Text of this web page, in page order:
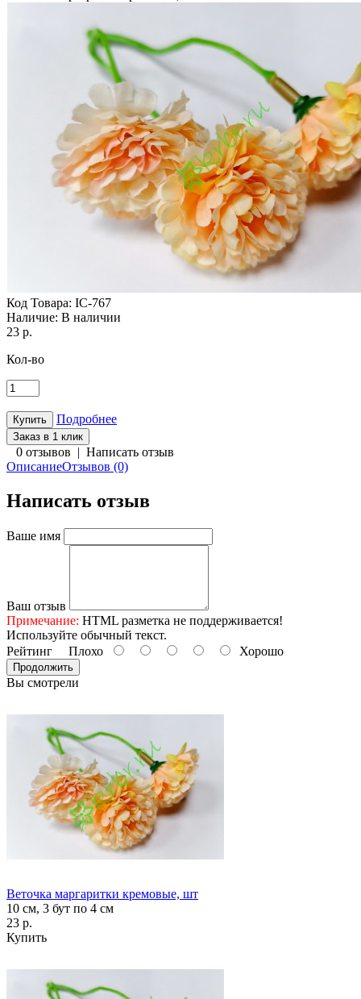
Код Товара: IC-767
Наличие: В наличии
23 р.
Кол-во
Подробнее
Заказ в 1 клик
0 отзывов | Написать отзыв
ОписаниеОтзывов (0)
Написать отзыв
Ваше имя
Ваш отзыв
Примечание: HTML разметка не поддерживается!
Используйте обычный текст.
Рейтинг Плохо Хорошо
Продолжить
Вы смотрели
Веточка маргаритки кремовые, шт
10 см, 3 бут по 4 см
23 р.
Купить